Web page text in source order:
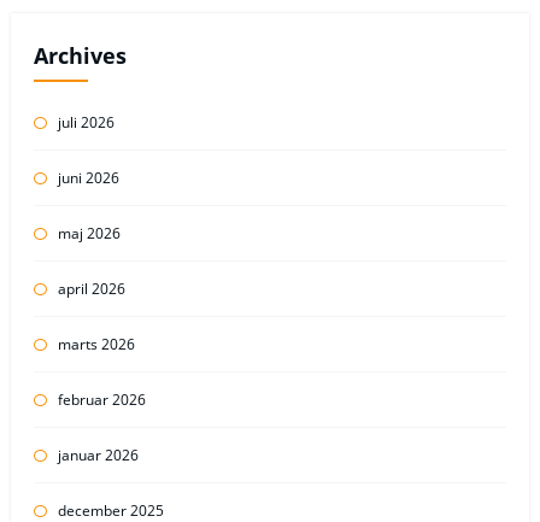
Archives
juli 2026
juni 2026
maj 2026
april 2026
marts 2026
februar 2026
januar 2026
december 2025